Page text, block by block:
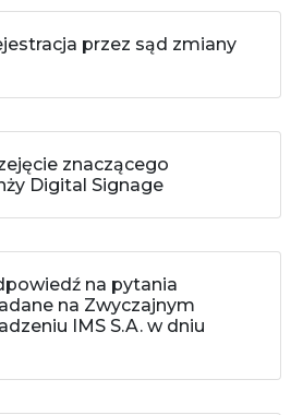
przez sąd zmiany
znaczącego
Digital Signage
na pytania
na Zwyczajnym
IMS S.A. w dniu